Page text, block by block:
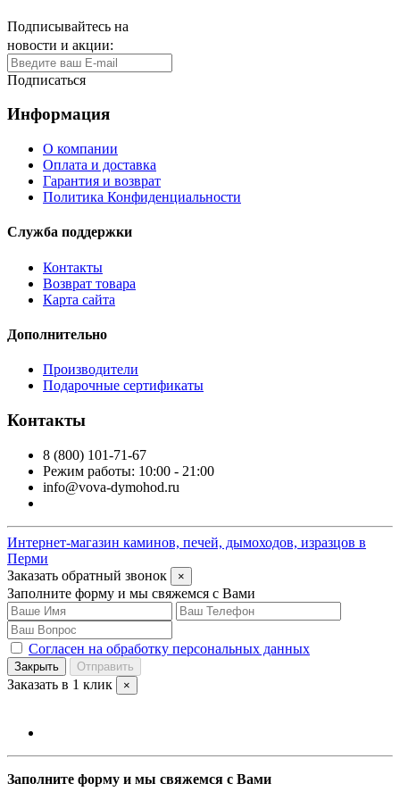
Подписывайтесь на
новости и акции:
Подписаться
Информация
О компании
Оплата и доставка
Гарантия и возврат
Политика Конфиденциальности
Служба поддержки
Контакты
Возврат товара
Карта сайта
Дополнительно
Производители
Подарочные сертификаты
Контакты
8 (800) 101-71-67
Режим работы: 10:00 - 21:00
info@vova-dymohod.ru
Интернет-магазин каминов, печей, дымоходов, изразцов в
Перми
Заказать обратный звонок
×
Заполните форму и мы свяжемся с Вами
Согласен на обработку персональных данных
Закрыть Отправить
Заказать в 1 клик ×
Заполните форму и мы свяжемся с Вами